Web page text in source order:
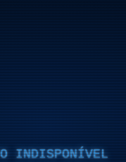
INDISPONÍVEL